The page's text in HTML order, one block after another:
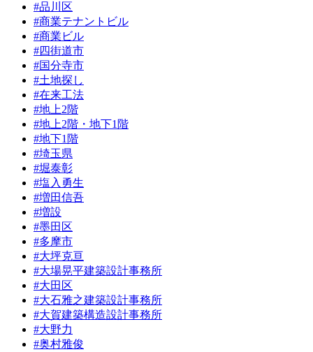
#品川区
#商業テナントビル
#商業ビル
#四街道市
#国分寺市
#土地探し
#在来工法
#地上2階
#地上2階・地下1階
#地下1階
#埼玉県
#堀泰彰
#塩入勇生
#増田信吾
#増設
#墨田区
#多摩市
#大坪克亘
#大場晃平建築設計事務所
#大田区
#大石雅之建築設計事務所
#大賀建築構造設計事務所
#大野力
#奥村雅俊